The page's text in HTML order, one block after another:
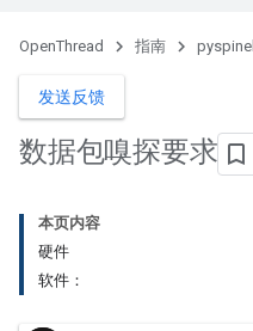
OpenThread 指南 pyspinel
发送反馈
数据包嗅探要求
本页内容
硬件
软件：